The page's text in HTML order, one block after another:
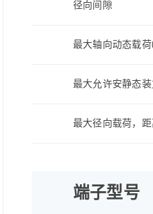
径向间隙
最大轴向动态载荷
最大允许安静态装
最大径向载荷，
端子型号